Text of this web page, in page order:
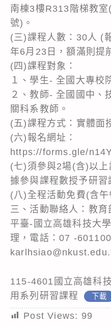
南棟3樓R313階梯教
號)。
(三)課程人數：30人 (
年6月23日，額滿則提
(四)課程對象：
１、學生- 全國大專校
２、教師- 全國國中、
關科系教師。
(五)課程方式：實體面
(六)報名網址：
https://forms.gle/
(七)須參與2場(含)以
據參與課程數授予研習
(八)全程活動免費(含
三、活動聯絡人：教
平臺-國立高雄科技大
理，電話：07 -
115-4601國立高雄科
用系列研習課程
下載
Post Views: 99